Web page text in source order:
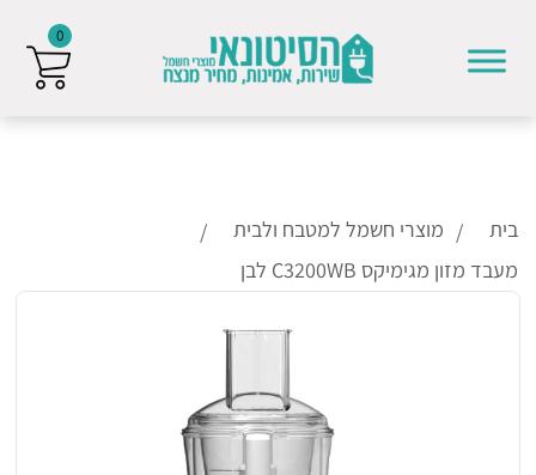
בית
מוצרי חשמל למטבח ולבית
מעבד מזון מגימיקס C3200WB לבן
0